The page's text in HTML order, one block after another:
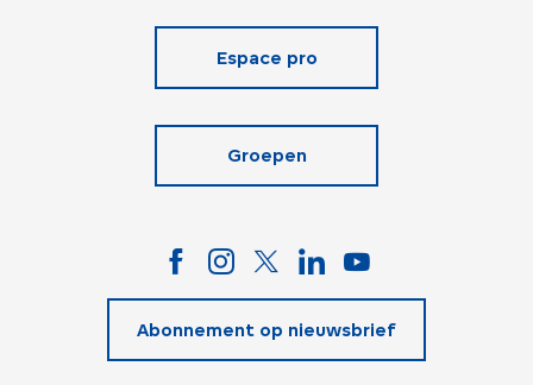
Espace pro
Groepen
Abonnement op nieuwsbrief